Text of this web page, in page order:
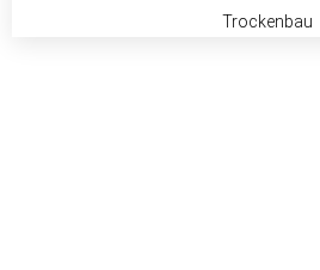
Trockenbau